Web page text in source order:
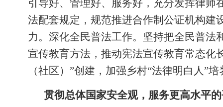
引导好、管理好、服务好，充分发挥律师
法配套规定，规范推进合作制公证机构建
力。深化全民普法工作。坚持把全民普法
宣传教育方法，推动宪法宣传教育常态化
（社区）”创建，加强乡村“法律明白人”
贯彻总体国家安全观，服务更高水平